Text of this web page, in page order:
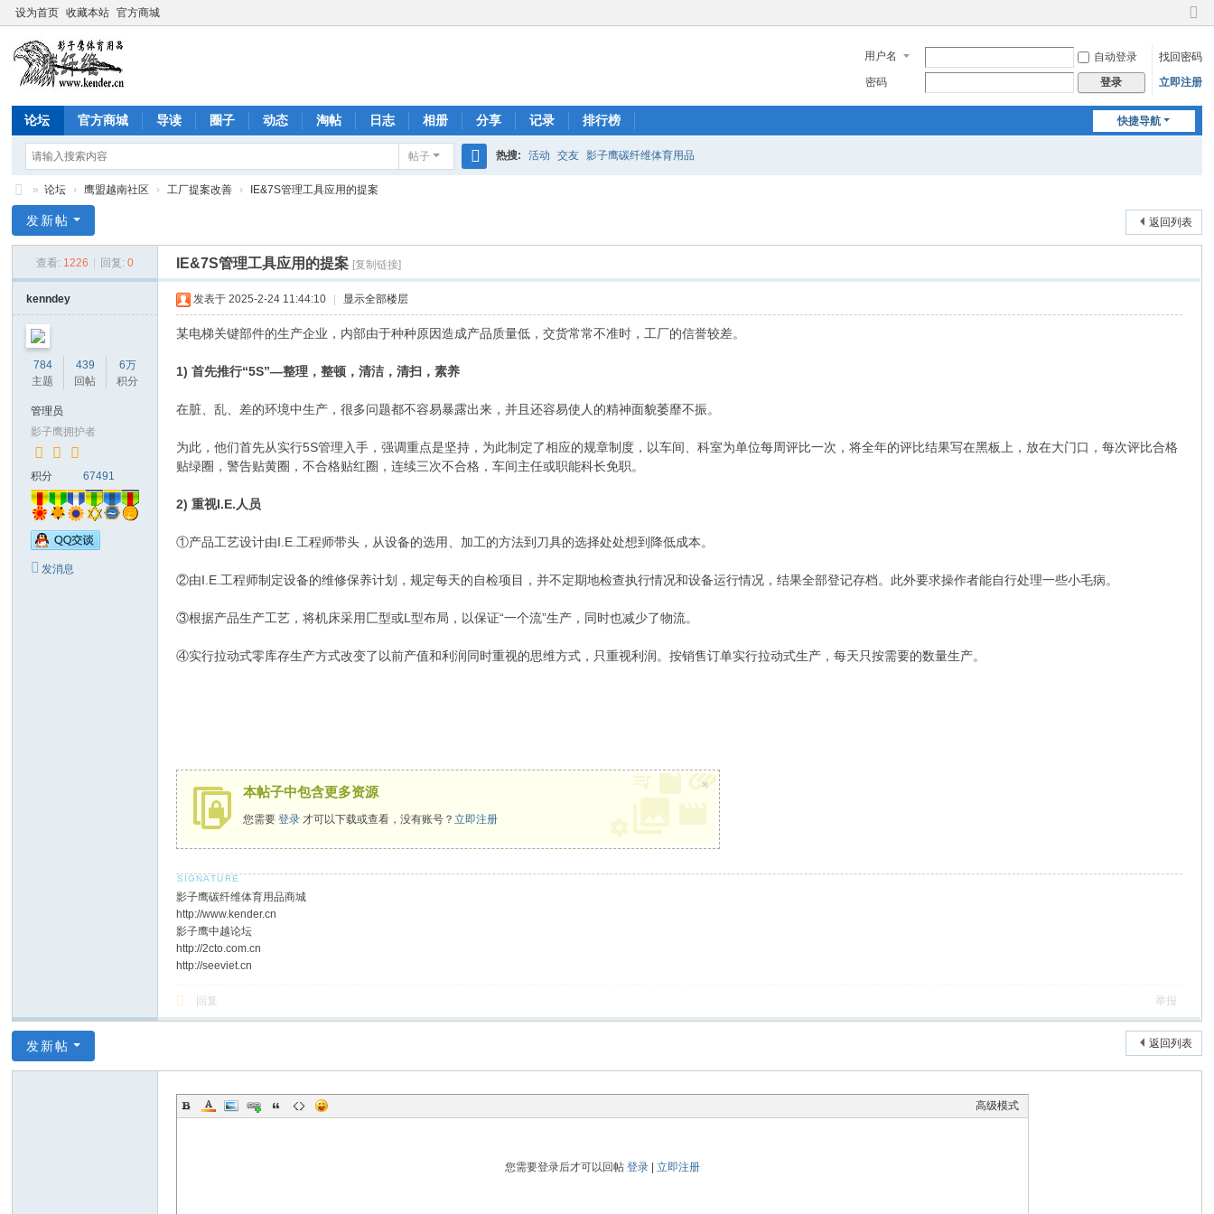
设为首页 收藏本站 官方商城
切
到
窄
用户名 自动登录
找回密码
密码
登录 立即注册
快捷导航
论坛 官方商城 导读 圈子 动态 淘帖 日志 相册 分享 记录 排行榜
帖子 热搜: 活动 交友 影子鹰碳纤维体育用品
子
社
区
(C
» 论坛 › 鹰盟越南社区 › 工厂提案改善 › IE&7S管理工具应用的提案
返回列表
发新帖
查看: 1226 回复: 0 IE&7S管理工具应用的提案 [复制链接]
kenndey
784
主题
439
回帖
6万
积分
管理员
影子鹰拥护者
积分 67491
发消息
发表于 2025-2-24 11:44:10 显示全部楼层
某电梯关键部件的生产企业，内部由于种种原因造成产品质量低，交货常常不准时，工厂的信誉较差。
1) 首先推行“5S”—整理，整顿，清洁，清扫，素养
在脏、乱、差的环境中生产，很多问题都不容易暴露出来，并且还容易使人的精神面貌萎靡不振。
为此，他们首先从实行5S管理入手，强调重点是坚持，为此制定了相应的规章制度，以车间、科室为单位每周评比一次，将全年的评比结果写在黑板上，放在大门口，每次评比合格
贴绿圈，警告贴黄圈，不合格贴红圈，连续三次不合格，车间主任或职能科长免职。
2) 重视I.E.人员
①产品工艺设计由I.E.工程师带头，从设备的选用、加工的方法到刀具的选择处处想到降低成本。
②由I.E.工程师制定设备的维修保养计划，规定每天的自检项目，并不定期地检查执行情况和设备运行情况，结果全部登记存档。此外要求操作者能自行处理一些小毛病。
③根据产品生产工艺，将机床采用匚型或L型布局，以保证“一个流”生产，同时也减少了物流。
④实行拉动式零库存生产方式改变了以前产值和利润同时重视的思维方式，只重视利润。按销售订单实行拉动式生产，每天只按需要的数量生产。
本帖子中包含更多资源
您需要登录 才可以下载或查看，没有账号？立即注册
×
影子鹰碳纤维体育用品商城
http://www.kender.cn
影子鹰中越论坛
http://2cto.com.cn
http://seeviet.cn
回复 举报
返回列表
发新帖
高级模式
您需要登录后才可以回帖登录 |立即注册